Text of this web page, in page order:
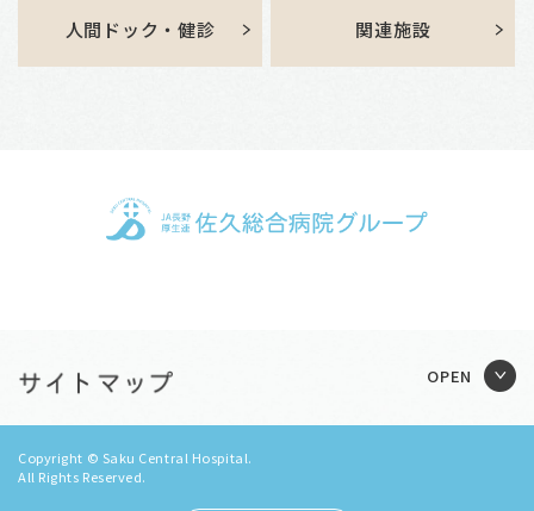
人間ドック・健診 関連施設
Copyright © Saku Central Hospital.
All Rights Reserved.